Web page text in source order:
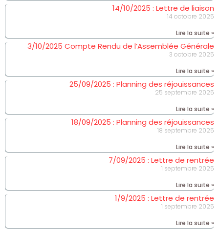
14/10/2025 : Lettre de liaison
14 octobre 2025
Lire la suite »
3/10/2025 Compte Rendu de l’Assemblée Générale
3 octobre 2025
Lire la suite »
25/09/2025 : Planning des réjouissances
25 septembre 2025
Lire la suite »
18/09/2025 : Planning des réjouissances
18 septembre 2025
Lire la suite »
7/09/2025 : Lettre de rentrée
1 septembre 2025
Lire la suite »
1/9/2025 : Lettre de rentrée
1 septembre 2025
Lire la suite »